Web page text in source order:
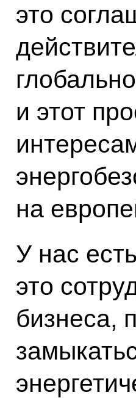
это
и этот
на
У нас
это
бизнеса,